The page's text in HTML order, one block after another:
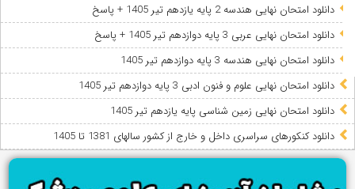
دانلود امتحان نهایی هندسه 2 پایه یازدهم تیر 1405 + پاسخ
دانلود امتحان نهایی عربی 3 پایه دوازدهم تیر 1405 + پاسخ
دانلود امتحان نهایی هندسه 3 پایه دوازدهم تیر 1405
دانلود امتحان نهایی علوم و فنون ادبی 3 پایه دوازدهم تیر 1405
دانلود امتحان نهایی زمین شناسی پایه یازدهم تیر 1405
دانلود کنکورهای سراسری داخل و خارج از کشور سالهای 1381 تا 1405